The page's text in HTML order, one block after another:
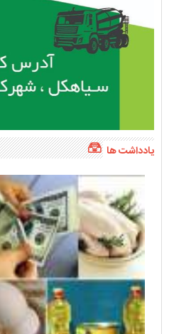
یادداشت ها